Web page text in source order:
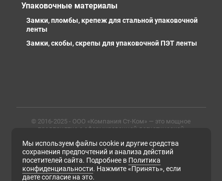
Упаковочные материалы
Замки, пломбы, крепеж для стальной упаковочной
ленты
Замки, скобы, скрепы для упаковочной ПЭТ ленты
© 2016-2025 - ООО «Компания Ст-Ком» — это мощное
предприятие с сформированной логистической
профессиональными сотрудниками. Предлагаем
металлопрокат любых марок, типов и размеров с
доставкой в России и СНГ
ИНН 6679102638, ОГРН 1169658133171
Мы используем файлы cookie и другие средства
сохранения предпочтений и анализа действий
посетителей сайта. Подробнее в Политика
конфиденциальности. Нажмите «Принять», если
даете согласие на это.